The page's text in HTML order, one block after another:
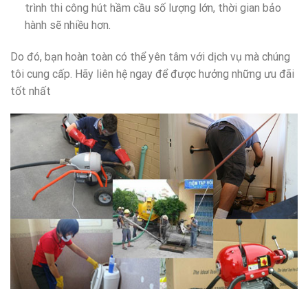
trình thi công hút hầm cầu số lượng lớn, thời gian bảo
hành sẽ nhiều hơn.
Do đó, bạn hoàn toàn có thể yên tâm với dịch vụ mà chúng
tôi cung cấp. Hãy liên hệ ngay để được hưởng những ưu đãi
tốt nhất